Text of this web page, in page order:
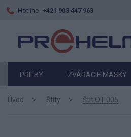
Hotline +421 903 447 963
PRILBY ZVÁRACIE MASKY
Úvod Štíty Štít OT 005